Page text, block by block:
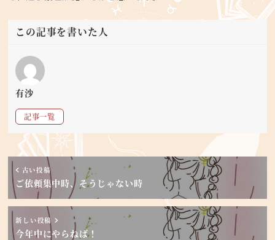
この記事を書いた人
有沙
記事一覧
古い投稿
ご依頼集中時、そうじゃない時
新しい投稿
今年中にやらねば！